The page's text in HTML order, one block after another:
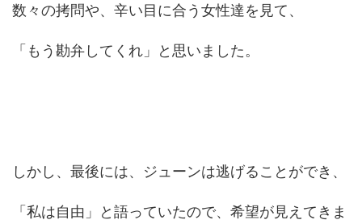
数々の拷問や、辛い目に合う女性達を見て、
「もう勘弁してくれ」と思いました。
しかし、最後には、ジューンは逃げることができ、
「私は自由」と語っていたので、希望が見えてきま